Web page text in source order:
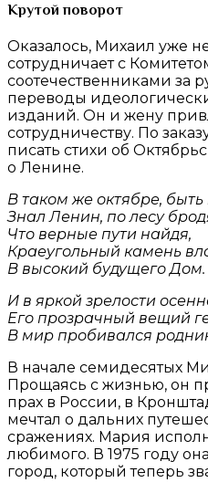
Крутой поворот
Оказалось, Михаил уже
сотрудничает с
соотечественниками за
переводы
изданий. Он и жену
сотрудничеству. По
писать стихи об
о Ленине.
В таком же октябре, быть
Знал Ленин, по лесу
Что верные пути найдя,
Краеугольный камень
В высокий будущего Дом.
И в яркой зрелости
Его прозрачный вещий
В мир пробивался
В начале семидесятых
Прощаясь с жизнью, он
прах в России, в
мечтал о дальних
сражениях. Мария
любимого. В 1975 году
город, который теперь